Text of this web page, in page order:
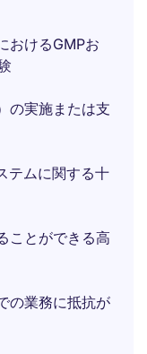
おけるGMPお
の実施または支
テムに関する十
ことができる高
の業務に抵抗が